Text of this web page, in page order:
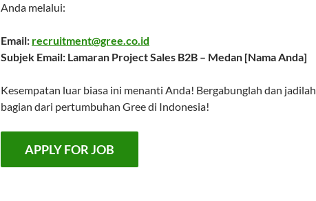
Anda melalui:
Email: recruitment@gree.co.id
Subjek Email: Lamaran Project Sales B2B – Medan [Nama Anda]
Kesempatan luar biasa ini menanti Anda! Bergabunglah dan jadilah
bagian dari pertumbuhan Gree di Indonesia!